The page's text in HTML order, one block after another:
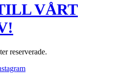
VÅRT
reserverade.